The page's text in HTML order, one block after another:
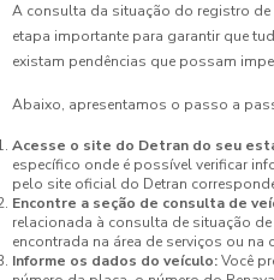
A consulta da situação do registro de
etapa importante para garantir que
existam pendências que possam
Abaixo, apresentamos o passo a
Acesse o site do Detran do seu
específico onde é possível verificar
pelo site oficial do Detran
Encontre a seção de consulta de
relacionada à consulta de situação
encontrada na área de serviços ou
Informe os dados do veículo:Você